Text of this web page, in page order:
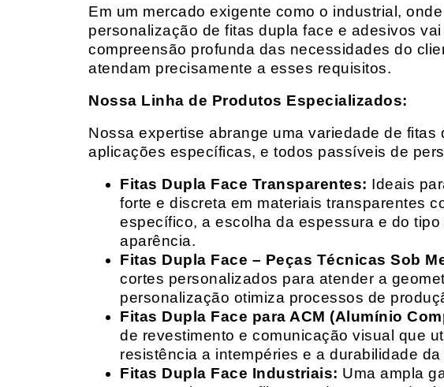
Em um mercado exigente como o industrial,
personalização de fitas dupla face e adesivos
compreensão profunda das necessidades do
atendam precisamente a esses requisitos.
Nossa Linha de Produtos Especializados:
Nossa expertise abrange uma variedade de
aplicações específicas, e todos passíveis de
Fitas Dupla Face Transparentes: Ideais
forte e discreta em materiais transparentes
específico, a escolha da espessura e do
aparência.
Fitas Dupla Face – Peças Técnicas Sob
cortes personalizados para atender a
personalização otimiza processos de
Fitas Dupla Face para ACM (Alumínio
de revestimento e comunicação visual que
resistência a intempéries e a durabilidade
Fitas Dupla Face Industriais: Uma ampla